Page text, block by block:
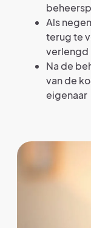
Als
terug te
verlengd
Na de
van de
eigenaar